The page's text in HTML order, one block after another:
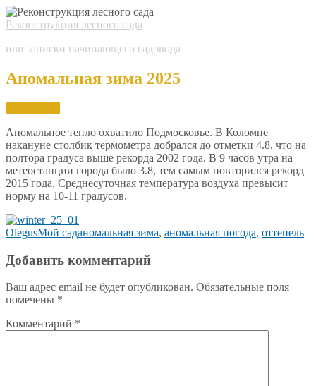
Реконструкция лесного сада
или записки начинающего садовода
Аномальная зима 2025
Аномальное тепло охватило Подмосковье. В Коломне
накануне столбик термометра добрался до отметки 4.8, что на
полтора градуса выше рекорда 2002 года. В 9 часов утра на
метеостанции города было 3.8, тем самым повторился рекорд
2015 года. Среднесуточная температура воздуха превысит
норму на 10-11 градусов.
OlegusМой саданомальная зима, аномальная погода, оттепель
Добавить комментарий
Ваш адрес email не будет опубликован. Обязательные поля
помечены *
Комментарий *